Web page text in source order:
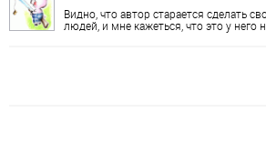
Видно, что автор старается сделать
людей, и мне кажеться, что это у него